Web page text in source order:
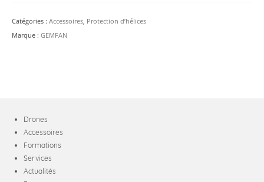
Catégories : Accessoires, Protection d’hélices
Marque : GEMFAN
Drones
Accessoires
Formations
Services
Actualités